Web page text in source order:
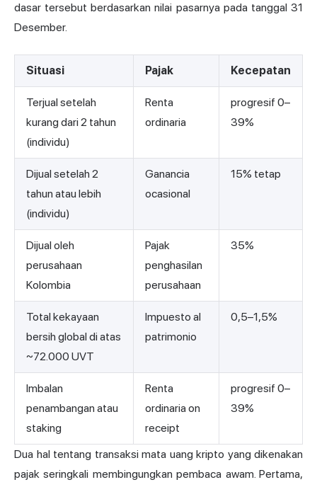
dasar tersebut berdasarkan nilai pasarnya pada tanggal 31
Desember.
Situasi Pajak Kecepatan
Terjual setelah
kurang dari 2 tahun
(individu)
Renta
ordinaria
progresif 0–
39%
Dijual setelah 2
tahun atau lebih
(individu)
Ganancia
ocasional
15% tetap
Dijual oleh
perusahaan
Kolombia
Pajak
penghasilan
perusahaan
35%
Total kekayaan
bersih global di atas
~72.000 UVT
Impuesto al
patrimonio
0,5–1,5%
Imbalan
penambangan atau
staking
Renta
ordinaria on
receipt
progresif 0–
39%
Dua hal tentang transaksi mata uang kripto yang dikenakan
pajak seringkali membingungkan pembaca awam. Pertama,